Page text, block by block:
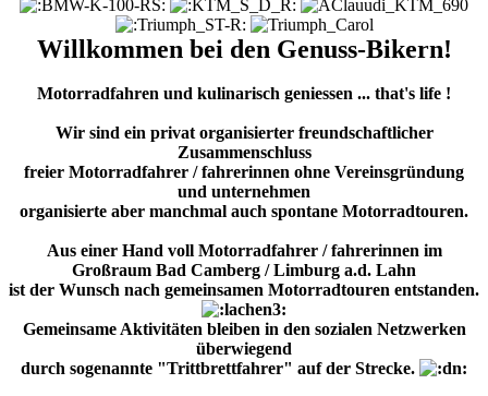
Willkommen bei den Genuss-Bikern!
Motorradfahren und kulinarisch geniessen ... that's life !
Wir sind ein privat organisierter freundschaftlicher
Zusammenschluss
freier Motorradfahrer / fahrerinnen ohne Vereinsgründung
und unternehmen
organisierte aber manchmal auch spontane Motorradtouren.
Aus einer Hand voll Motorradfahrer / fahrerinnen im
Großraum Bad Camberg / Limburg a.d. Lahn
ist der Wunsch nach gemeinsamen Motorradtouren entstanden.
Gemeinsame Aktivitäten bleiben in den sozialen Netzwerken
überwiegend
durch sogenannte "Trittbrettfahrer" auf der Strecke.